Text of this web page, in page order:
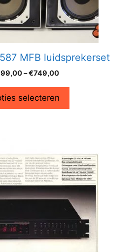
MFB luidsprekerset
–€749,00
selecteren